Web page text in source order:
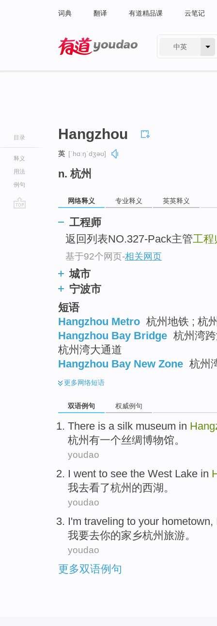
词典 翻译 有道精品课 云笔记
中英
目录
释义
用法
例句
Hangzhou
英 [ˈhɑːŋˈdʒəʊ]
n. 杭州
网络释义 专业释义 英英释义
工程师
返回列表NO.327-Pack主管工程
基于92个网页-相关网页
城市
宁波市
短语
Hangzhou Metro 杭州地铁 ; 杭
Hangzhou Bay Bridge 杭州湾
杭州湾大通道
Hangzhou Bay New Zone 杭州
更多网络短语
双语例句 权威例句
There is a silk museum in
杭州 有一个丝绸博物馆。
youdao
I went to see the West Lake in
我去看了杭州 的西湖。
youdao
I'm traveling to your hometown,
我要去你的家乡杭州 旅游。
youdao
更多双语例句